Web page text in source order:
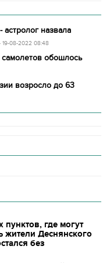
назвала
19-08-2022 08:48
обошлось
возросло до 63
где могут
жители Деснянского
без